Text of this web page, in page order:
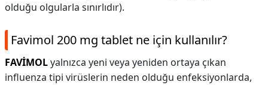
olduğu olgularla sınırlıdır).
Favimol 200 mg tablet ne için kullanılır?
FAVİMOLyalnızca yeni veya yeniden ortaya çıkan
influenza tipi virüslerin neden olduğu enfeksiyonlarda,